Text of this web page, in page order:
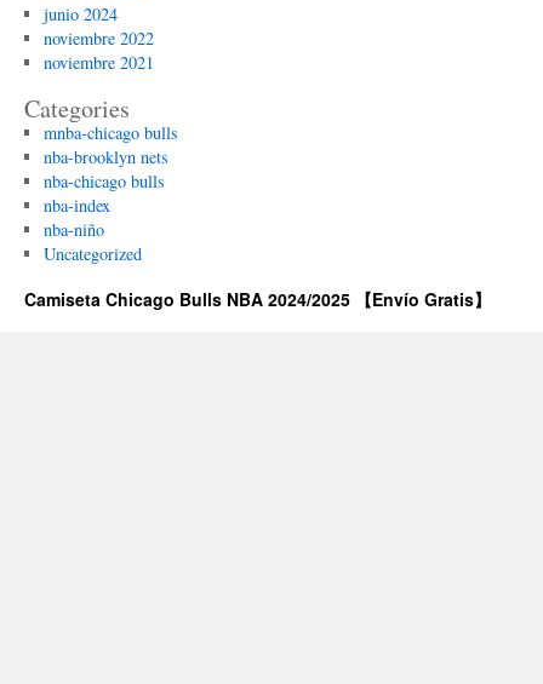
junio 2024
noviembre 2022
noviembre 2021
Categories
mnba-chicago bulls
nba-brooklyn nets
nba-chicago bulls
nba-index
nba-niño
Uncategorized
Camiseta Chicago Bulls NBA 2024/2025 【Envío Gratis】